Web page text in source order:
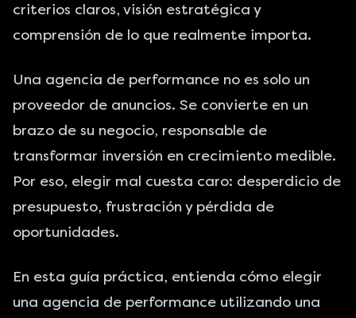
criterios claros, visión estratégica y
comprensión de lo que realmente importa.
Una agencia de performance no es solo un
proveedor de anuncios. Se convierte en un
brazo de su negocio, responsable de
transformar inversión en crecimiento medible.
Por eso, elegir mal cuesta caro: desperdicio de
presupuesto, frustración y pérdida de
oportunidades.
En esta guía práctica, entienda cómo elegir
una agencia de performance utilizando una